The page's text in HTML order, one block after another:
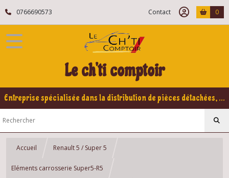
0766690573 Contact 0
Le ch'ti comptoir
Entreprise spécialisée dans la distribution de pièces détachées, refabrication pour voitures Yountimers Peugeot 205 GTI, 309 GTI - GTI16
Accueil Renault 5 / Super 5
Eléments carrosserie Super5-R5